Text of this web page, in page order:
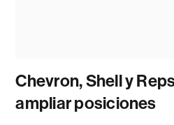
Chevron, Shell y
ampliar posiciones